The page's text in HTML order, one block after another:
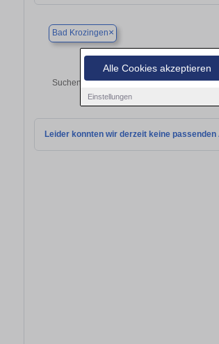
Alle Cookies akzeptieren
Einstellungen
Bad Krozingen×
Suchen Sie in Bad Krozingen einen Jeep
Leider konnten wir derzeit keine